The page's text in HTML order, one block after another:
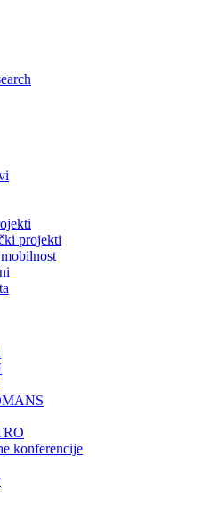
projekti
konferencije